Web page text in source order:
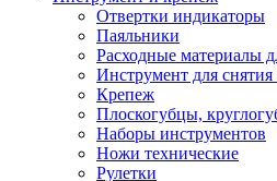
Отвертки индикаторы
Паяльники
Расходные материалы
Инструмент для
Крепеж
Плоскогубцы,
Наборы инструментов
Ножи технические
Рулетки